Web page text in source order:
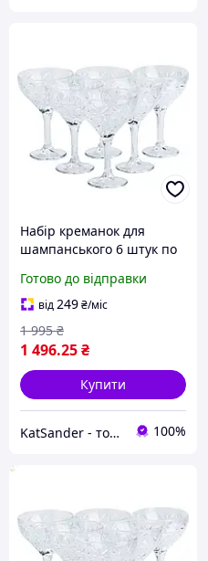
Набір креманок для
шампанського 6 штук по
Готово до відправки
від249₴/міс
1 496.25₴
1 995 ₴
Купити
KatSander - товари для затишку та комфорту 100%